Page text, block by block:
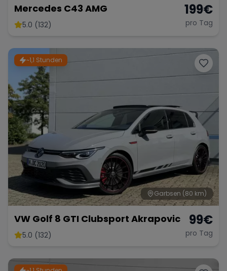
Mercedes C43 AMG
5.0 (132)
199€
pro Tag
~1,1 Stunden
Garbsen (80 km)
VW Golf 8 GTI Clubsport Akrapovic
5.0 (132)
99€
pro Tag